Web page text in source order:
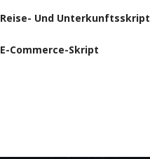
Reise- Und Unterkunftsskript
E-Commerce-Skript